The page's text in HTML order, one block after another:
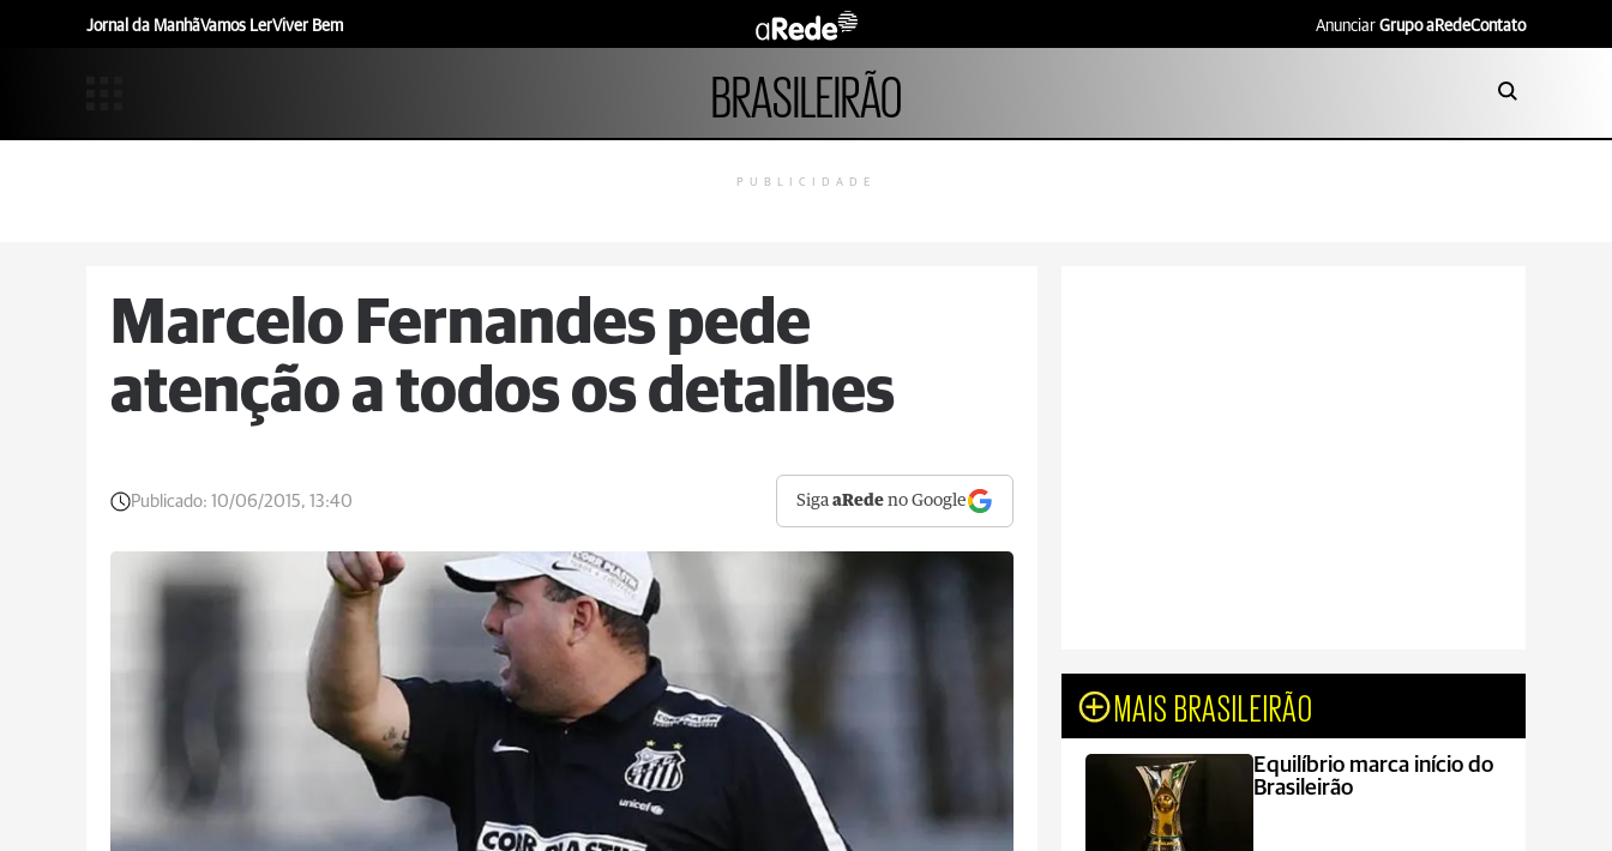
Jornal da ManhãVamos LerViver Bem Anunciar Grupo aRedeContato
BRASILEIRÃO
PUBLICIDADE
Marcelo Fernandes pede
atenção a todos os detalhes
Publicado: 10/06/2015, 13:40 SigaaRede no Google
MAIS BRASILEIRÃO
Equilíbrio marca início do
Brasileirão